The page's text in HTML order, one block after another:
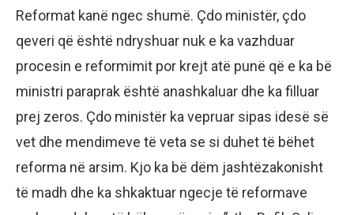
Reformat kanë ngec shumë. Çdo ministër, çdo
qeveri që është ndryshuar nuk e ka vazhduar
procesin e reformimit por krejt atë punë që e ka bë
ministri paraprak është anashkaluar dhe ka filluar
prej zeros. Çdo ministër ka vepruar sipas idesë së
vet dhe mendimeve të veta se si duhet të bëhet
reforma në arsim. Kjo ka bë dëm jashtëzakonisht
të madh dhe ka shkaktuar ngecje të reformave